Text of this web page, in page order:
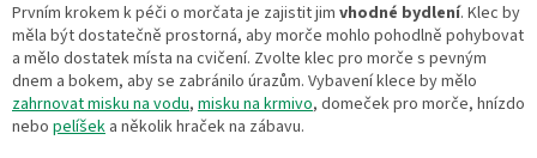
Prvním krokem k péči o morčata je zajistit jim vhodné bydlení. Klec by
měla být dostatečně prostorná, aby morče mohlo pohodlně pohybovat
a mělo dostatek místa na cvičení. Zvolte klec pro morče s pevným
dnem a bokem, aby se zabránilo úrazům. Vybavení klece by mělo
zahrnovat misku na vodu, misku na krmivo, domeček pro morče, hnízdo
nebo pelíšek a několik hraček na zábavu.